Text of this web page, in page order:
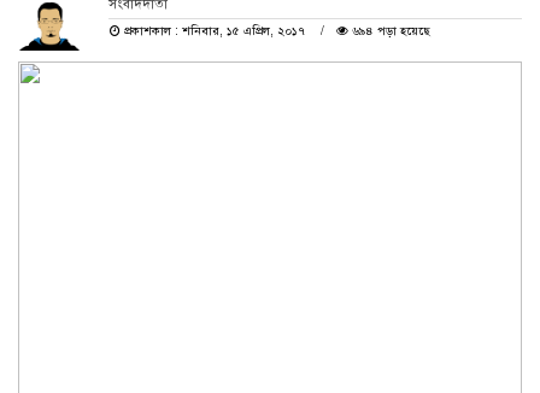
সংবাদদাতা
প্রকাশকাল : শনিবার, ১৫ এপ্রিল, ২০১৭
৬৯৪ পড়া হয়েছে